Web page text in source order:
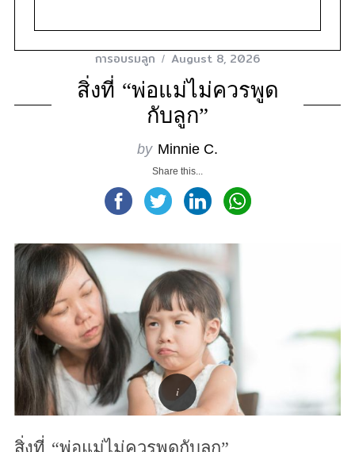
การอบรมลูก August 8, 2026
สิ่งที่ “พ่อแม่ไม่ควรพูด
กับลูก”
by Minnie C.
Share this...